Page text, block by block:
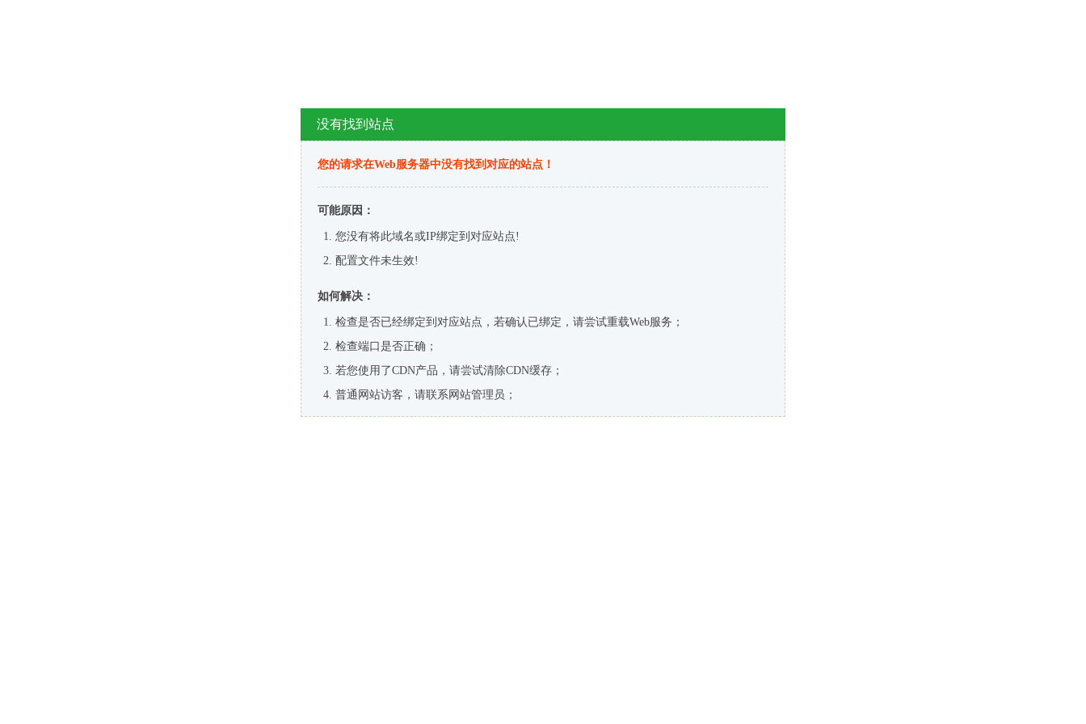
没有找到站点
您的请求在Web服务器中没有找到对应的站点！
可能原因：
您没有将此域名或IP绑定到对应站点!
配置文件未生效!
如何解决：
检查是否已经绑定到对应站点，若确认已绑定，请尝试重载Web服务；
检查端口是否正确；
若您使用了CDN产品，请尝试清除CDN缓存；
普通网站访客，请联系网站管理员；